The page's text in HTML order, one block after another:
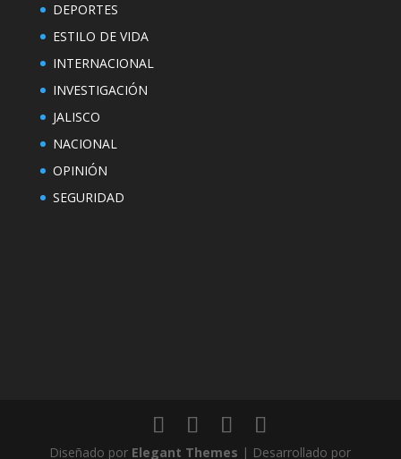
DEPORTES
ESTILO DE VIDA
INTERNACIONAL
INVESTIGACIÓN
JALISCO
NACIONAL
OPINIÓN
SEGURIDAD
Diseñado por Elegant Themes | Desarrollado por